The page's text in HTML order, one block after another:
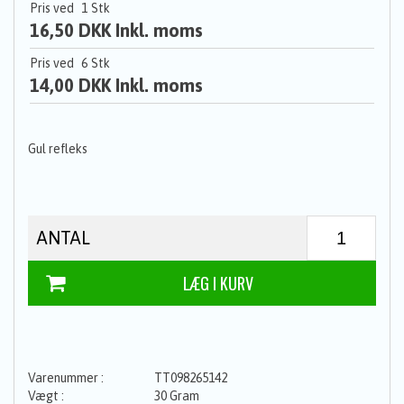
Pris ved 1 Stk
16,50 DKK Inkl. moms
Pris ved 6 Stk
14,00 DKK Inkl. moms
Gul refleks
ANTAL
TT098265142
30 Gram